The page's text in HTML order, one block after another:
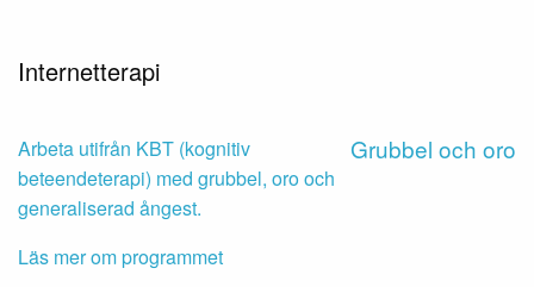
Internetterapi
Grubbel och oro
Arbeta utifrån KBT (kognitiv
beteendeterapi) med grubbel, oro och
generaliserad ångest.
Läs mer om programmet